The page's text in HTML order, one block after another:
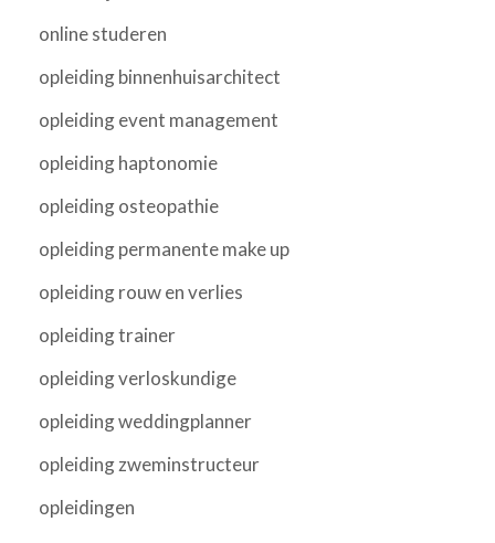
online studeren
opleiding binnenhuisarchitect
opleiding event management
opleiding haptonomie
opleiding osteopathie
opleiding permanente make up
opleiding rouw en verlies
opleiding trainer
opleiding verloskundige
opleiding weddingplanner
opleiding zweminstructeur
opleidingen